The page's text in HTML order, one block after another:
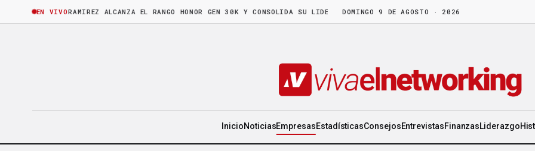
EN VIVO
BRUNO RAMIREZ ALCANZA EL RANGO HONOR GEN 30K Y CONSOLIDA SU LIDERAZGO EN WORLD GEN LA FRUTA MADURA NO ESPERA: HAY
DOMINGO 9 DE AGOSTO · 2026
InicioNoticiasEmpresasEstadísticasConsejosEntrevistasFinanzasLiderazgo